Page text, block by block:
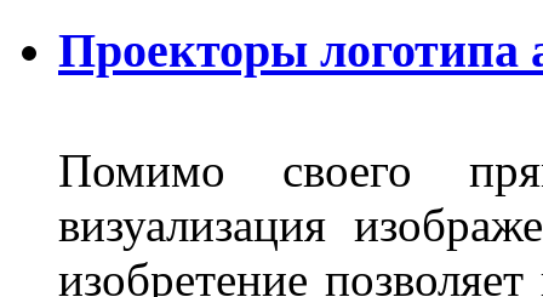
Проекторы логотипа
Помимо своего
визуализация
изобретение